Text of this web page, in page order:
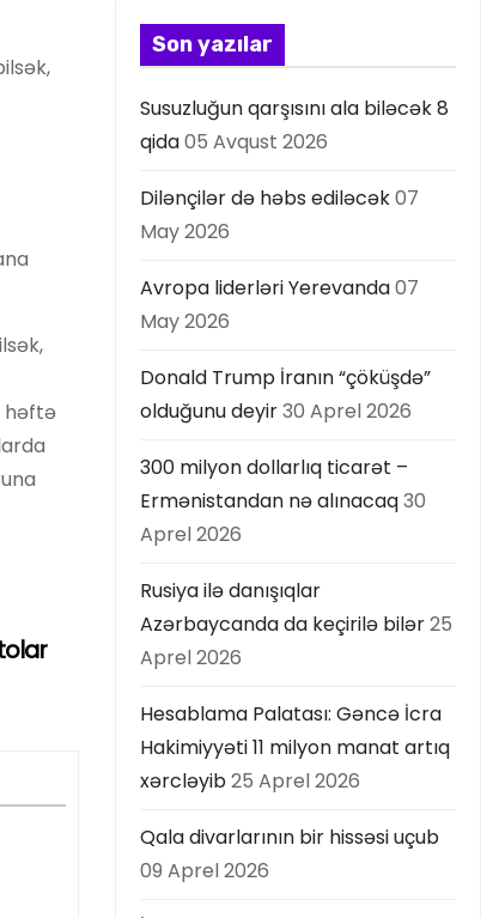
həftə
Son yazılar
Susuzluğun qarşısını ala biləcək 8
qida05 Avqust 2026
Dilənçilər də həbs ediləcək07
May 2026
Avropa liderləri Yerevanda07
May 2026
Donald Trump İranın “çöküşdə”
olduğunu deyir30 Aprel 2026
300 milyon dollarlıq ticarət –
Ermənistandan nə alınacaq30
Aprel 2026
Rusiya ilə danışıqlar
Azərbaycanda da keçirilə bilər25
Aprel 2026
Hesablama Palatası: Gəncə İcra
Hakimiyyəti 11 milyon manat artıq
xərcləyib25 Aprel 2026
Qala divarlarının bir hissəsi uçub
09 Aprel 2026